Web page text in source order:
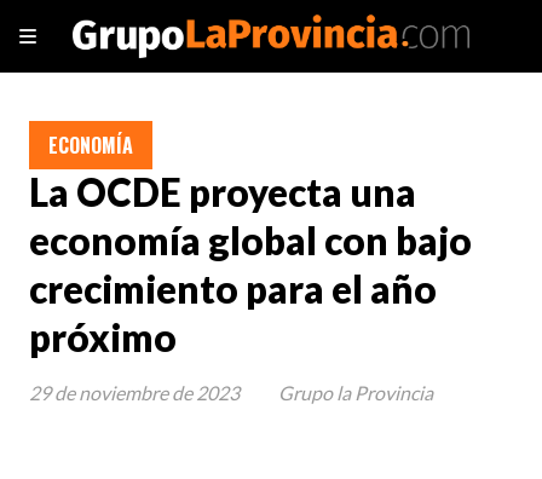
La OCDE proyecta una
economía global con bajo
crecimiento para el año
próximo
ECONOMÍA
29 de noviembre de 2023 Grupo la Provincia